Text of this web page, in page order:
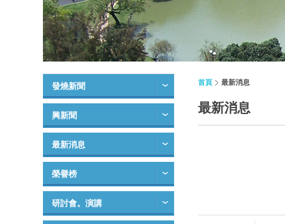
發燒新聞
興新聞
最新消息
榮譽榜
研討會。演講
首頁 最新消息
最新消息